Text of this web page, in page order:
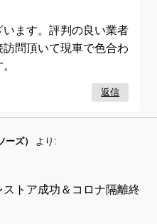
ます。評判の良い業者
問頂いて現車で色合わ
返信
ズ）
より:
トア成功＆コロナ隔離終